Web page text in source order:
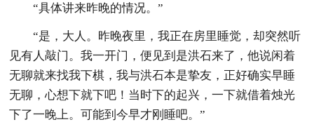
“具体讲来昨晚的情况。”
“是，大人。昨晚夜里，我正在房里睡觉，却突然听
见有人敲门。我一开门，便见到是洪石来了，他说闲着
无聊就来找我下棋，我与洪石本是挚友，正好确实早睡
无聊，心想下就下吧！当时下的起兴，一下就借着烛光
下了一晚上。可能到今早才刚睡吧。”